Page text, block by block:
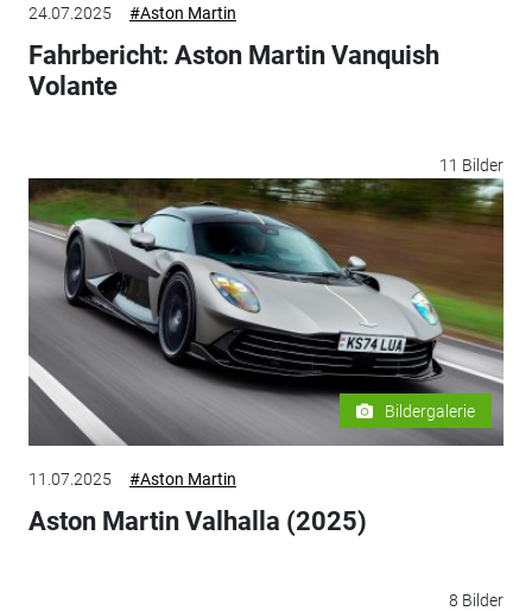
24.07.2025 #Aston Martin
Fahrbericht: Aston Martin Vanquish
Volante
11 Bilder
Bildergalerie
11.07.2025 #Aston Martin
Aston Martin Valhalla (2025)
8 Bilder